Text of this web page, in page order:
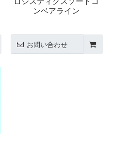
ンベアライン
お問い合わせ